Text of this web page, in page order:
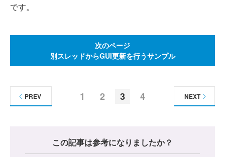
です。
次のページ
別スレッドからGUI更新を行うサンプル
1 2 3 4
PREV NEXT
この記事は参考になりましたか？